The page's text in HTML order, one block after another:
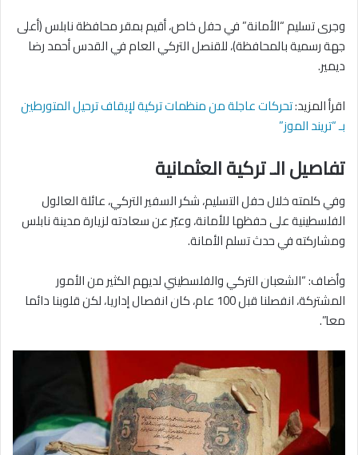
وجرى تسليم “الأمانة” في حفل خاص، أقيم بمقر محافظة نابلس (أعلى
جهة رسمية بالمحافظة)، للقنصل التركي العام في القدس أحمد رضا
ديمير.
اقرأ المزيد:تحركات عاجلة من منظمات تركية لإيقاف ترحيل المتورطين
بـ “تريند الموز”
تفاصيل الـ تركية العثمانية
وفي كلمته خلال حفل التسليم، شكر السفير التركي، عائلة العالول
الفلسطينية على حفظها للأمانة، وعبّر عن سعادته لزيارة مدينة نابلس
ومشاركته في حدث تسلم الأمانة.
وأضاف: “الشعبان التركي والفلسطيني لديهم الكثير من الأمور
المشتركة، انفصلنا قبل 100 عام، كان انفصال إداريا، لكن قلوبنا دائما
معا”.